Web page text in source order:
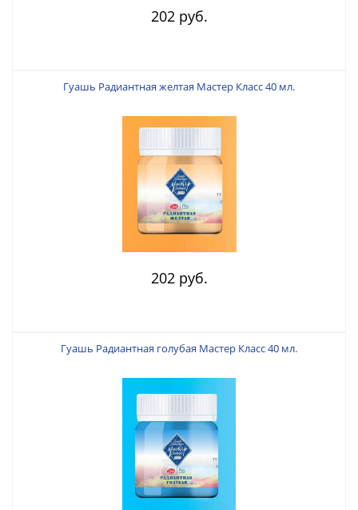
202 руб.
Гуашь Радиантная желтая Мастер Класс 40 мл.
202 руб.
Гуашь Радиантная голубая Мастер Класс 40 мл.